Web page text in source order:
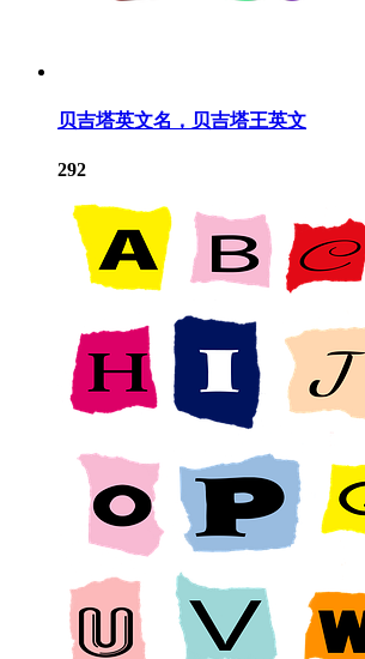
贝吉塔英文名，贝吉塔王英文
292